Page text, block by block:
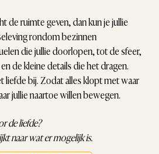
de ruimte geven, dan kun je jullie
rondom bezinnen
die jullie doorlopen, tot de sfeer,
de kleine details die het dragen.
liefde bij. Zodat alles klopt met waar
jullie naartoe willen bewegen.
de liefde?
naar wat er mogelijk is.